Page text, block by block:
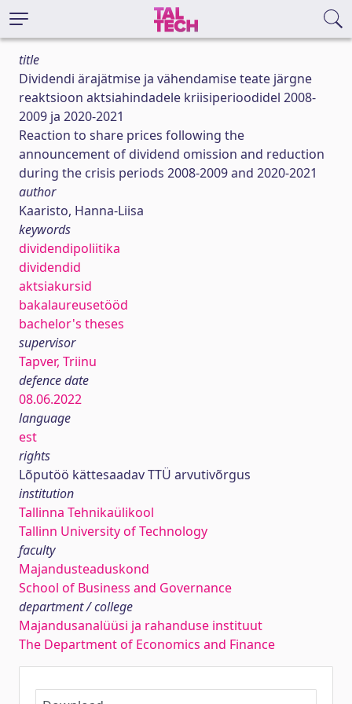
title
Dividendi ärajätmise ja vähendamise teate järgne
reaktsioon aktsiahindadele kriisiperioodidel 2008-
2009 ja 2020-2021
Reaction to share prices following the
announcement of dividend omission and reduction
during the crisis periods 2008-2009 and 2020-2021
author
Kaaristo, Hanna-Liisa
keywords
dividendipoliitika
dividendid
aktsiakursid
bakalaureusetööd
bachelor's theses
supervisor
Tapver, Triinu
defence date
08.06.2022
language
est
rights
Lõputöö kättesaadav TTÜ arvutivõrgus
institution
Tallinna Tehnikaülikool
Tallinn University of Technology
faculty
Majandusteaduskond
School of Business and Governance
department / college
Majandusanalüüsi ja rahanduse instituut
The Department of Economics and Finance